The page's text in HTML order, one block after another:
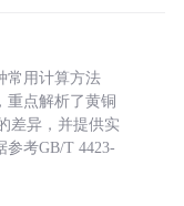
常用计算方法
重点解析了黄铜
差异，并提供实
考GB/T 4423-